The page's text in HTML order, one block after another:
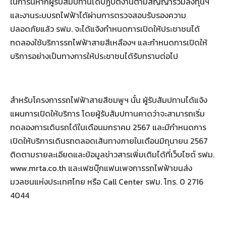
และงานระบบรถไฟฟ้าได้ผ่านการตรวจสอบรับรองความ
ปลอดภัยแล้ว รฟม. จะได้แจ้งกำหนดการเปิดให้ประชาชนได้
ทดลองใช้บริการรถไฟฟ้าสายสีเหลืองฯ และกำหนดการเปิดให้
บริการอย่างเป็นทางการให้ประชาชนได้รับทราบต่อไป
สำหรับโครงการรถไฟฟ้าสายสีชมพูฯ นั้น ผู้รับสัมปทานได้แจ้ง
แผนการเปิดให้บริการ โดยผู้รับสัมปทานคาดว่าจะสามารถเริ่ม
ทดลองการเดินรถได้ในเดือนมกราคม 2567 และมีกำหนดการ
เปิดให้บริการเดินรถตลอดเส้นทางภายในเดือนมิถุนายน 2567
ติดตามรายละเอียดและข้อมูลข่าวสารเพิ่มเติมได้ที่เว็บไซต์ รฟม.
www.mrta.co.th และเฟซบุ๊กแฟนเพจการรถไฟฟ้าขนส่ง
มวลชนแห่งประเทศไทย หรือ Call Center รฟม. โทร. 0 2716
4044